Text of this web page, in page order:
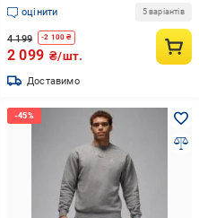
оцінити 5 варіантів
4 199 -2 100 ₴
2 099 ₴/шт.
Доставимо